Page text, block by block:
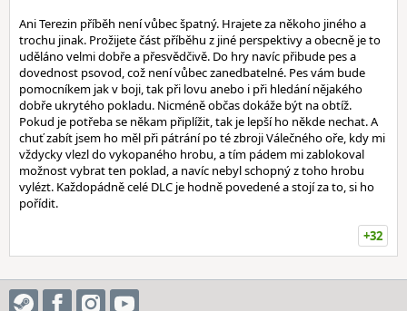
Ani Terezin příběh není vůbec špatný. Hrajete za někoho jiného a
trochu jinak. Prožijete část příběhu z jiné perspektivy a obecně je to
uděláno velmi dobře a přesvědčivě. Do hry navíc přibude pes a
dovednost psovod, což není vůbec zanedbatelné. Pes vám bude
pomocníkem jak v boji, tak při lovu anebo i při hledání nějakého
dobře ukrytého pokladu. Nicméně občas dokáže být na obtíž.
Pokud je potřeba se někam připlížit, tak je lepší ho někde nechat. A
chuť zabít jsem ho měl při pátrání po té zbroji Válečného oře, kdy mi
vždycky vlezl do vykopaného hrobu, a tím pádem mi zablokoval
možnost vybrat ten poklad, a navíc nebyl schopný z toho hrobu
vylézt. Každopádně celé DLC je hodně povedené a stojí za to, si ho
pořídit.
+32